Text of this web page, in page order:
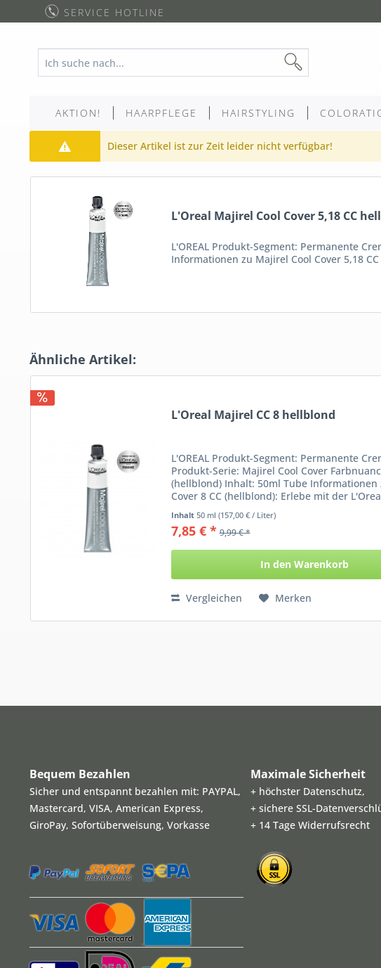
SERVICE HOTLINE
AKTION! HAARPFLEGE HAIRSTYLING
Dieser Artikel ist zur Zeit leider nicht verfügbar!
L'Oreal Majirel Cool Cover 5,18 CC
L'OREAL Produkt-Segment: Permanente
Informationen zu Majirel Cool Cover 5,18
Ähnliche Artikel:
L'Oreal Majirel CC 8 hellblond
L'OREAL Produkt-Segment: Permanente
Produkt-Serie: Majirel Cool Cover
(hellblond) Inhalt: 50ml Tube Informationen
Cover 8 CC (hellblond): Erlebe mit der
Inhalt 50 ml (157,00 € / Liter)
7,85 € * 9,99 € *
In den Warenkorb
Vergleichen Merken
Bequem Bezahlen
Sicher und entspannt bezahlen mit: PAYPAL,
Mastercard, VISA, American Express,
GiroPay, Sofortüberweisung, Vorkasse
Maximale Sicherheit
+ höchster Datenschutz,
+ sichere SSL-
+ 14 Tage Widerrufsrecht